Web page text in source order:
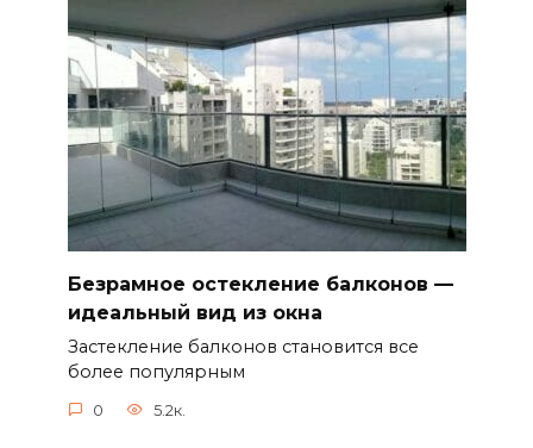
Безрамное остекление балконов —
идеальный вид из окна
Застекление балконов становится все
более популярным
0 5.2к.